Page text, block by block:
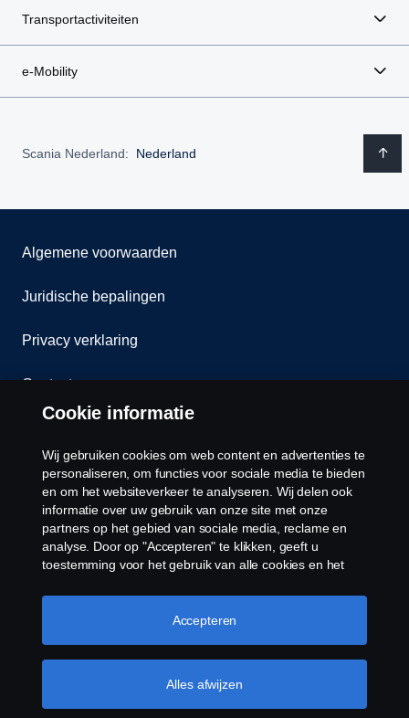
Transportactiviteiten
e-Mobility
Scania Nederland: Nederland
Algemene voorwaarden
Juridische bepalingen
Privacy verklaring
Contact
Cookiebeleid
Cookies
Voorbehouden. Scania Nederland B.V. Postbus
9598 4801 LN, Spinveld 57, 4815 HV Breda / T +31
Cookie informatie
Wij gebruiken cookies om web content en advertenties te
personaliseren, om functies voor sociale media te bieden
en om het websiteverkeer te analyseren. Wij delen ook
informatie over uw gebruik van onze site met onze
partners op het gebied van sociale media, reclame en
analyse. Door op "Accepteren" te klikken, geeft u
toestemming voor het gebruik van alle cookies en het
door op "Cookie Instellingen" te klikken en de
categorieën te selecteren die u wilt accepteren. Voor een
Meer informatie over uw privacy
Alles afwijzen
Accepteren